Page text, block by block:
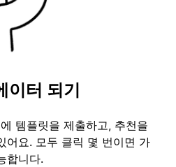
이터 되기
템플릿을 제출하고, 추천을
어요. 모두 클릭 몇 번이면 가
합니다.